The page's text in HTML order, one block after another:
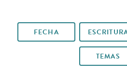
FECHA
TEMAS